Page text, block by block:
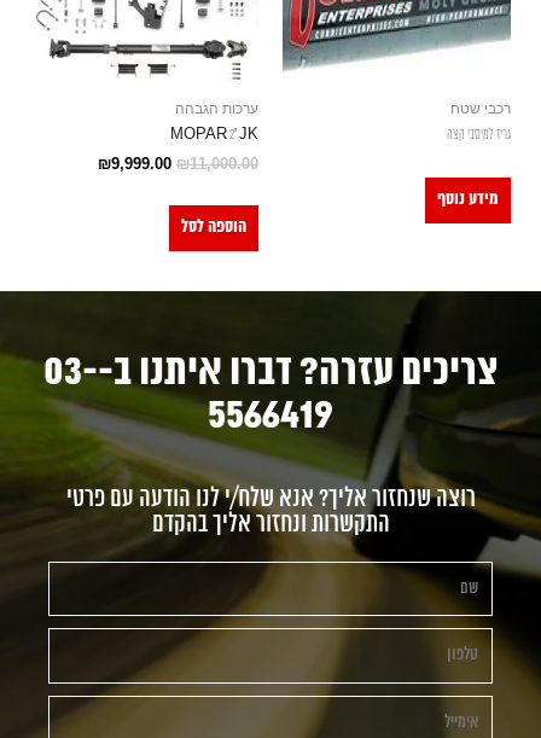
רכבי שטח
גריז למיסבי קצה
מידע נוסף
ערכות הגבהה
MOPAR 2" JK
₪11,000.00
₪9,999.00
הוספה לסל
צריכים עזרה? דברו איתנו ב-03-
5566419
רוצה שנחזור אליך? אנא שלח/י לנו הודעה עם פרטי
התקשרות ונחזור אליך בהקדם